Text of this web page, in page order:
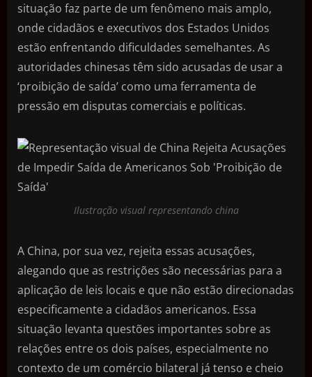
situação faz parte de um fenômeno mais amplo,
onde cidadãos e executivos dos Estados Unidos
estão enfrentando dificuldades semelhantes. As
autoridades chinesas têm sido acusadas de usar a
‘proibição de saída’ como uma ferramenta de
pressão em disputas comerciais e políticas.
Ilustração visual representando china
A China, por sua vez, rejeita essas acusações,
alegando que as restrições são necessárias para a
aplicação de leis locais e que não estão direcionadas
especificamente a cidadãos americanos. Essa
situação levanta questões importantes sobre as
relações entre os dois países, especialmente no
contexto de um comércio bilateral já tenso e cheio